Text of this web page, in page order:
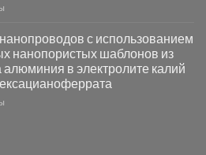
с использованием
нанопористых шаблонов из
алюминия в электролите калий